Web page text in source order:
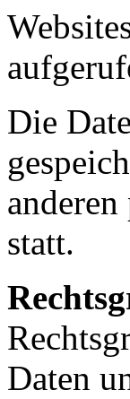
Die
statt.
Daten